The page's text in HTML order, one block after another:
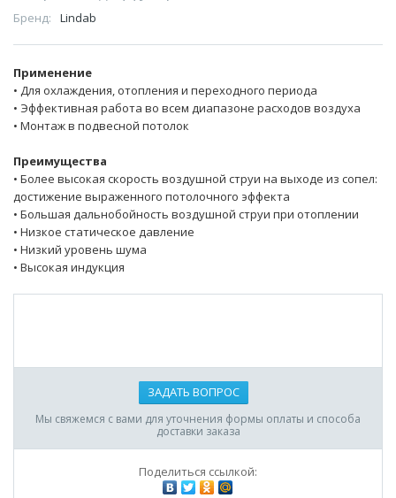
Бренд: Lindab
Применение
• Для охлаждения, отопления и переходного периода
• Эффективная работа во всем диапазоне расходов воздуха
• Монтаж в подвесной потолок
Преимущества
• Более высокая скорость воздушной струи на выходе из сопел:
достижение выраженного потолочного эффекта
• Большая дальнобойность воздушной струи при отоплении
• Низкое статическое давление
• Низкий уровень шума
• Высокая индукция
ЗАДАТЬ ВОПРОС
Мы свяжемся с вами для уточнения формы оплаты и способа
доставки заказа
Поделиться ссылкой: